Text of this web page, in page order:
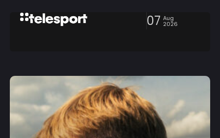
07 Aug
2026